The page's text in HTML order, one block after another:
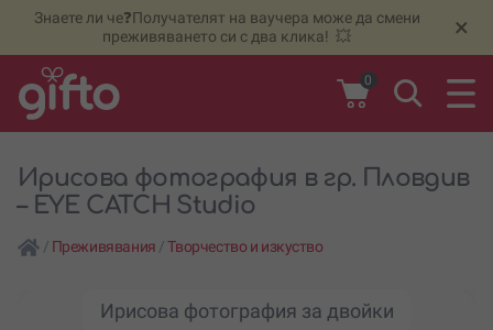
Знаете ли че❓Получателят на ваучера може да смени
преживяването си с два клика! 💥
×
0
Ирисова фотография в гр. Пловдив
– EYE CATCH Studio
/ Преживявания /Творчество и изкуство
Ирисова фотография за двойки